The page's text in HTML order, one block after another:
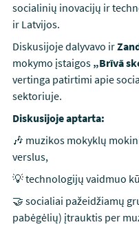
socialinių inovacijų ir
ir Latvijos.
Diskusijoje dalyvavo ir
mokymo įstaigos „Brīvā
vertinga patirtimi apie
sektoriuje.
Diskusijoje aptarta:
🎶 muzikos mokyklų
verslus,
💡 technologijų vaidmuo
🤝 socialiai pažeidžiamų
pabėgėlių) įtrauktis per